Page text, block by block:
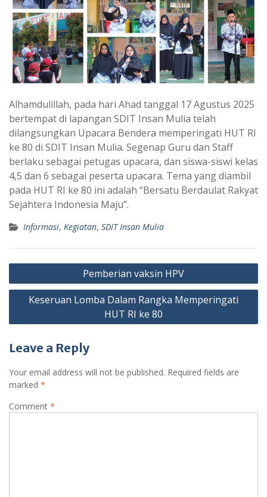
Alhamdulillah, pada hari Ahad tanggal 17 Agustus 2025
bertempat di lapangan SDIT Insan Mulia telah
dilangsungkan Upacara Bendera memperingati HUT RI
ke 80 di SDIT Insan Mulia. Segenap Guru dan Staff
berlaku sebagai petugas upacara, dan siswa-siswi kelas
4,5 dan 6 sebagai peserta upacara. Tema yang diambil
pada HUT RI ke 80 ini adalah “Bersatu Berdaulat Rakyat
Sejahtera Indonesia Maju”.
Informasi, Kegiatan, SDIT Insan Mulia
Post
navigation
Pemberian vaksin HPV
Keseruan Lomba Dalam Rangka Memperingati
HUT RI ke 80
Leave a Reply
Your email address will not be published. Required fields are
marked *
Comment *